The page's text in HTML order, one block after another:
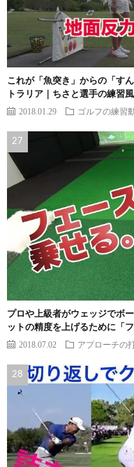
これが「魚突き」からの「す
トラリア｜ちさと選手の練習
2018.01.29 ゴルフの練習
プロや上級者がウェッジでボ
ットの精度を上げるために「
2018.07.02 アプローチの